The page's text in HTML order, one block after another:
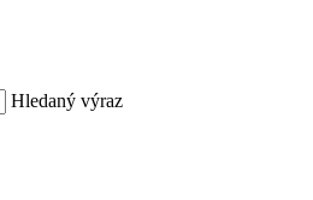
Hledaný výraz